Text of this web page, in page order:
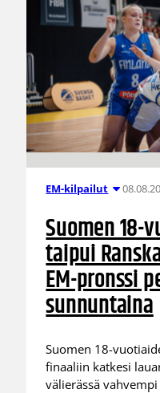
EM-kilpailut
Suomen
taipui
EM-pronssi
sunnuntaina
Suomen 18-
finaaliin katkesi
välierässä